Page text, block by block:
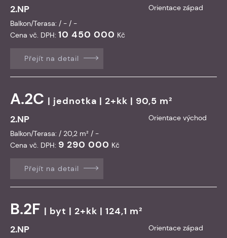
2.NP
Orientace západ
Balkon/Terasa: / - / -
Cena vč. DPH: 10 450 000 Kč
Přejít na detail
A.2C | jednotka | 2+kk | 90,5 m²
2.NP
Orientace východ
Balkon/Terasa: / 20,2 m² / -
Cena vč. DPH: 9 290 000 Kč
Přejít na detail
B.2F | byt | 2+kk | 124,1 m²
2.NP
Orientace západ